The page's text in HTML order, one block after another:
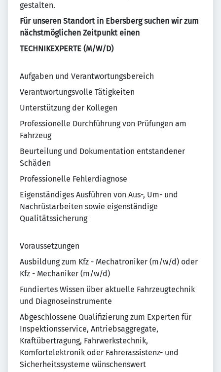
gestalten.
Für unseren Standort in Ebersberg suchen wir zum
nächstmöglichen Zeitpunkt einen
TECHNIKEXPERTE (M/W/D)
Aufgaben und Verantwortungsbereich
Verantwortungsvolle Tätigkeiten
Unterstützung der Kollegen
Professionelle Durchführung von Prüfungen am
Fahrzeug
Beurteilung und Dokumentation entstandener
Schäden
Professionelle Fehlerdiagnose
Eigenständiges Ausführen von Aus-, Um- und
Nachrüstarbeiten sowie eigenständige
Qualitätssicherung
Voraussetzungen
Ausbildung zum Kfz - Mechatroniker (m/w/d) oder
Kfz - Mechaniker (m/w/d)
Fundiertes Wissen über aktuelle Fahrzeugtechnik
und Diagnoseinstrumente
Abgeschlossene Qualifizierung zum Experten für
Inspektionsservice, Antriebsaggregate,
Kraftübertragung, Fahrwerkstechnik,
Komfortelektronik oder Fahrerassistenz- und
Sicherheitssysteme wünschenswert